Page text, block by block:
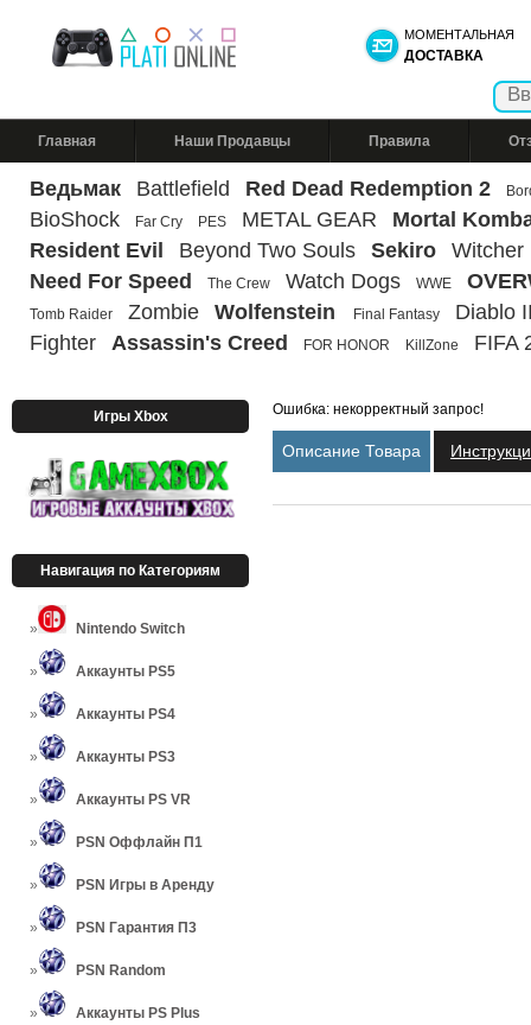
МОМЕНТАЛЬНАЯ
ДОСТАВКА
Главная Наши Продавцы Правила
Ведьмак Battlefield Red Dead Redemption 2
BioShock Far Cry PES METAL GEAR
Mortal
Resident Evil
Beyond Two Souls Sekiro
Witcher
Need For Speed
The Crew Watch Dogs WWE
Tomb Raider Zombie Wolfenstein Final Fantasy
Diablo
Fighter
Assassin's Creed FOR HONOR KillZone FIFA
Игры Xbox
Навигация по Категориям
Nintendo Switch
Аккаунты PS5
Аккаунты PS4
Аккаунты PS3
Аккаунты PS VR
PSN Оффлайн П1
PSN Игры в Аренду
PSN Гарантия П3
PSN Random
Аккаунты PS Plus
Ошибка: некорректный запрос!
Описание Товара